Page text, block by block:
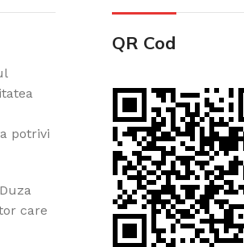
Cazi din acril
Cadă de baie din acril,
ușurință pe Creadivo.
Vezi produsele
potrivi
care
QR Cod